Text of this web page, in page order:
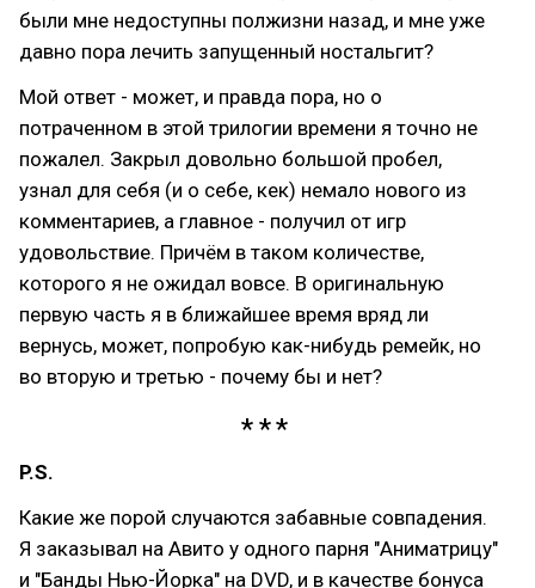
были мне недоступны полжизни назад, и мне уже
давно пора лечить запущенный ностальгит?
Мой ответ - может, и правда пора, но о
потраченном в этой трилогии времени я точно не
пожалел. Закрыл довольно большой пробел,
узнал для себя (и о себе, кек) немало нового из
комментариев, а главное - получил от игр
удовольствие. Причём в таком количестве,
которого я не ожидал вовсе. В оригинальную
первую часть я в ближайшее время вряд ли
вернусь, может, попробую как-нибудь ремейк, но
во вторую и третью - почему бы и нет?
P.S.
Какие же порой случаются забавные совпадения.
Я заказывал на Авито у одного парня "Аниматрицу"
и "Банды Нью-Йорка" на DVD, и в качестве бонуса